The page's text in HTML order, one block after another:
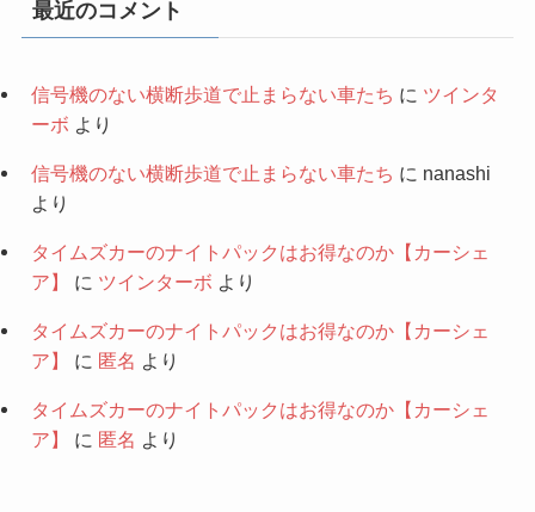
最近のコメント
信号機のない横断歩道で止まらない車たち に ツインタ
ーボ より
信号機のない横断歩道で止まらない車たち に nanashi
より
タイムズカーのナイトパックはお得なのか【カーシェ
ア】
に ツインターボ より
タイムズカーのナイトパックはお得なのか【カーシェ
ア】
に 匿名 より
タイムズカーのナイトパックはお得なのか【カーシェ
ア】
に 匿名 より